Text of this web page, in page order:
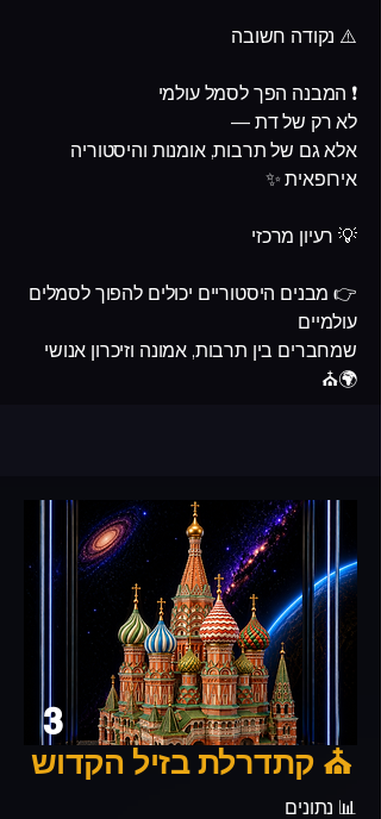
⚠️ נקודה חשובה
❗ המבנה הפך לסמל עולמי
לא רק של דת —
אלא גם של תרבות, אומנות והיסטוריה
אירופאית ✨
💡 רעיון מרכזי
👉 מבנים היסטוריים יכולים להפוך לסמלים
עולמיים
שמחברים בין תרבות, אמונה וזיכרון אנושי
🌍⛪
3
⛪ קתדרלת בזיל הקדוש
📊 נתונים